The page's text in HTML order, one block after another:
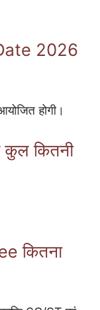
2026
होगी।
कितनी
कितना